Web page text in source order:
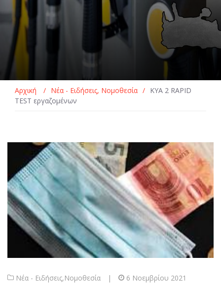
Αρχική / Νέα - Ειδήσεις, Νομοθεσία / ΚΥΑ 2 RAPID
TEST εργαζομένων
Νέα - Ειδήσεις,Νομοθεσία | 6 Νοεμβρίου 2021